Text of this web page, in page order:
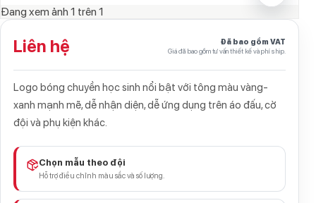
Đang xem ảnh 1 trên 1
Liên hệ Đã bao gồm VAT
Giá đã bao gồm tư vấn thiết kế và phí ship.
Logo bóng chuyền học sinh nổi bật với tông màu vàng-
xanh mạnh mẽ, dễ nhận diện, dễ ứng dụng trên áo đấu, cờ
đội và phụ kiện khác.
Chọn mẫu theo đội
Hỗ trợ điều chỉnh màu sắc và số lượng.